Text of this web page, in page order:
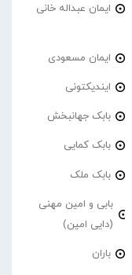
ایمان عبداله خانی
ایمان مسعودی
ایندیکتونی
بابک جهانبخش
بابک کمایی
بابک ملک
بابی و امین مهنی
(دایی امین)
باران